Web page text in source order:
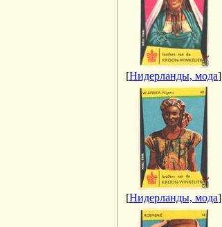
[Нидерланды, мода]
[Нидерланды, мода]